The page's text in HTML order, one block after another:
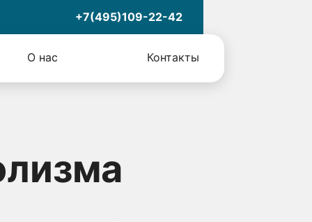
+7(495)109-22-42
О нас Контакты